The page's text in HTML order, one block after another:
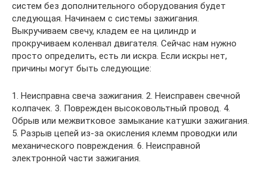
систем без дополнительного оборудования будет
следующая. Начинаем с системы зажигания.
Выкручиваем свечу, кладем ее на цилиндр и
прокручиваем коленвал двигателя. Сейчас нам нужно
просто определить, есть ли искра. Если искры нет,
причины могут быть следующие:
1. Неисправна свеча зажигания. 2. Неисправен свечной
колпачек. 3. Поврежден высоковольтный провод. 4.
Обрыв или межвитковое замыкание катушки зажигания.
5. Разрыв цепей из-за окисления клемм проводки или
механического повреждения. 6. Неисправной
электронной части зажигания.